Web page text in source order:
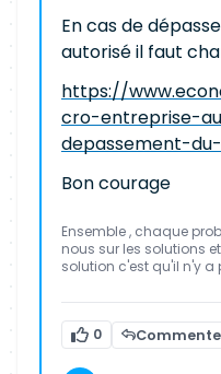
En cas de
autorisé il faut
https://
cro-entreprise-
depassement-
Bon courage
Ensemble , chaque
nous sur les solutions
solution c'est qu'il n'y a
0